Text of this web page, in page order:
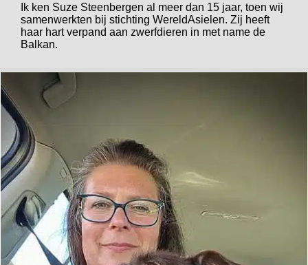
Ik ken Suze Steenbergen al meer dan 15 jaar, toen wij
samenwerkten bij stichting WereldAsielen. Zij heeft
haar hart verpand aan zwerfdieren in met name de
Balkan.